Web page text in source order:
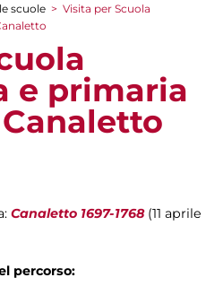
scuole > Visita per Scuola
e primaria
Canaletto 1697-1768(11 aprile
percorso: